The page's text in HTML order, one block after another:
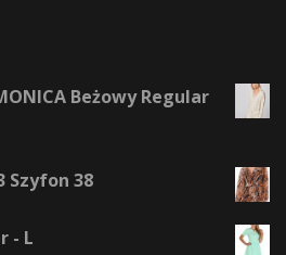
Beżowy Regular
Szyfon 38
- L